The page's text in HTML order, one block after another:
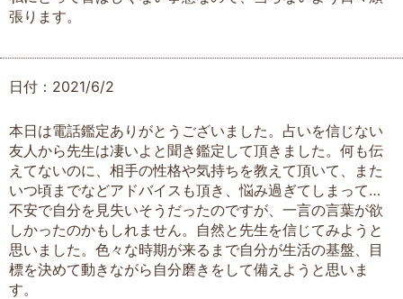
張ります。
日付：2021/6/2
本日は電話鑑定ありがとうございました。占いを信じない
友人から先生は凄いよと聞き鑑定して頂きました。何も伝
えてないのに、相手の性格や気持ちを教えて頂いて、また
いつ頃までなどアドバイスも頂き、悩み過ぎてしまって…
不安で自分を見失いそうだったのですが、一言の言葉が欲
しかったのかもしれません。自然と先生を信じてみようと
思いました。色々な時期が来るまで自分が生活の基盤、目
標を決めて動きながら自分磨きをして備えようと思いま
す。